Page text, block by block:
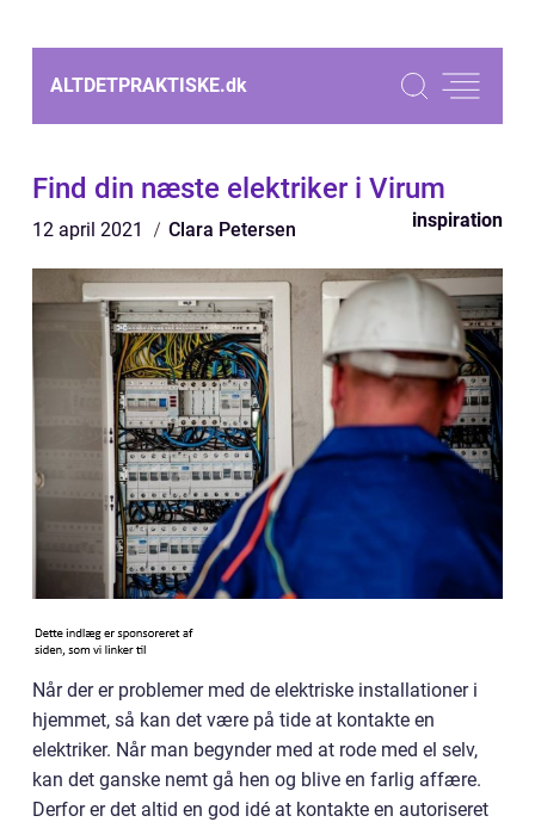
ALTDETPRAKTISKE.dk
Find din næste elektriker i Virum
12 april 2021 Clara Petersen inspiration
Når der er problemer med de elektriske installationer i
hjemmet, så kan det være på tide at kontakte en
elektriker. Når man begynder med at rode med el selv,
kan det ganske nemt gå hen og blive en farlig affære.
Derfor er det altid en god idé at kontakte en autoriseret